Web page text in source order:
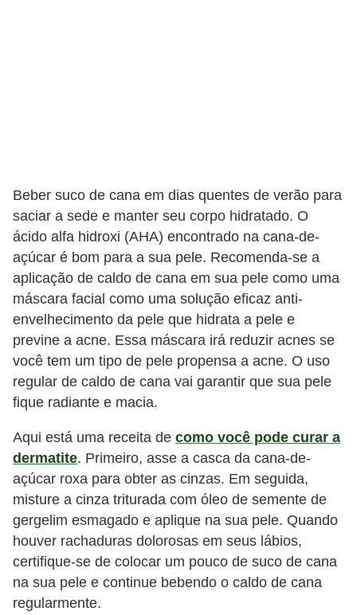
Beber suco de cana em dias quentes de verão para
saciar a sede e manter seu corpo hidratado. O
ácido alfa hidroxi (AHA) encontrado na cana-de-
açúcar é bom para a sua pele. Recomenda-se a
aplicação de caldo de cana em sua pele como uma
máscara facial como uma solução eficaz anti-
envelhecimento da pele que hidrata a pele e
previne a acne. Essa máscara irá reduzir acnes se
você tem um tipo de pele propensa a acne. O uso
regular de caldo de cana vai garantir que sua pele
fique radiante e macia.
Aqui está uma receita de como você pode curar a
dermatite. Primeiro, asse a casca da cana-de-
açúcar roxa para obter as cinzas. Em seguida,
misture a cinza triturada com óleo de semente de
gergelim esmagado e aplique na sua pele. Quando
houver rachaduras dolorosas em seus lábios,
certifique-se de colocar um pouco de suco de cana
na sua pele e continue bebendo o caldo de cana
regularmente.